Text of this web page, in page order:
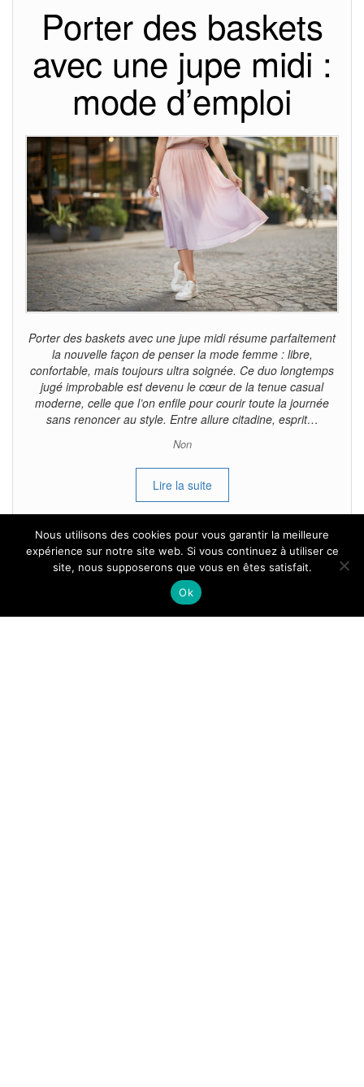
Porter des baskets
avec une jupe midi :
mode d’emploi
Porter des baskets avec une jupe midi résume parfaitement
la nouvelle façon de penser la mode femme : libre,
confortable, mais toujours ultra soignée. Ce duo longtemps
jugé improbable est devenu le cœur de la tenue casual
moderne, celle que l’on enfile pour courir toute la journée
sans renoncer au style. Entre allure citadine, esprit…
Non
Lire la suite
Tous droits reservés.
Nous utilisons des cookies pour vous garantir la meilleure
expérience sur notre site web. Si vous continuez à utiliser ce
site, nous supposerons que vous en êtes satisfait.
Ok